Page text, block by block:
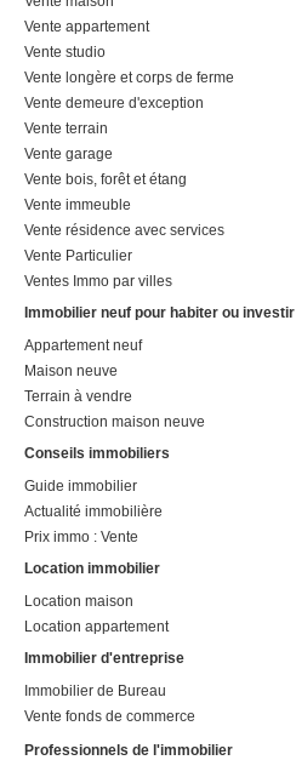
Vente appartement
Vente studio
Vente longère et corps de ferme
Vente demeure d'exception
Vente terrain
Vente garage
Vente bois, forêt et étang
Vente immeuble
Vente résidence avec services
Vente Particulier
Ventes Immo par villes
Immobilier neuf pour habiter ou investir
Appartement neuf
Maison neuve
Terrain à vendre
Construction maison neuve
Conseils immobiliers
Guide immobilier
Actualité immobilière
Prix immo : Vente
Location immobilier
Location maison
Location appartement
Immobilier d'entreprise
Immobilier de Bureau
Vente fonds de commerce
Professionnels de l'immobilier